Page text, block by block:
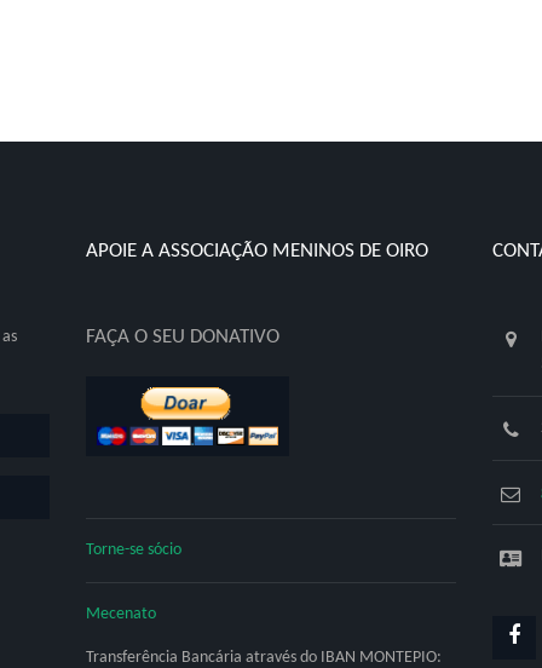
APOIE A ASSOCIAÇÃO MENINOS DE OIRO
FAÇA O SEU DONATIVO
Torne-se sócio
Mecenato
Transferência Bancária através do IBAN MONTEPIO: